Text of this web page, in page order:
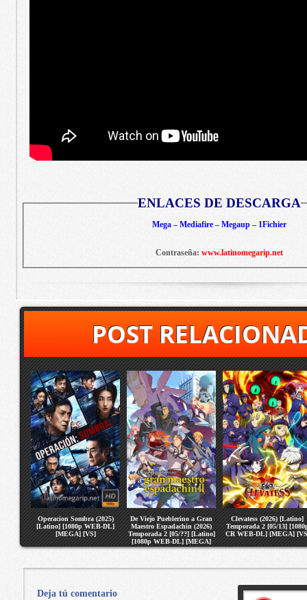
ENLACES DE DESCARGA
Mega – Mediafire – Megaup – 1Fichier
Contraseña: www.latinomegarip.net
POST
Operacion Sombra (2025)
[Latino] [1080p WEB-DL]
[MEGA] [VS]
De Viejo Pueblerino a Gran
Maestro Espadachin (2026)
Temporada 2 [05/??] [Latino]
[1080p WEB-DL] [MEGA]
[VS]
Clevatess (2026) [Latino]
Temporada 2 [05/13]
CR WEB-DL] [MEGA]
Deja tú comentario